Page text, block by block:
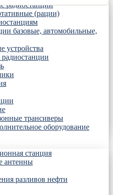
радиостанции
(рации)
базовые, автомобильные,
устройства
трансиверы
оборудование
станция
антенны
разливов нефти